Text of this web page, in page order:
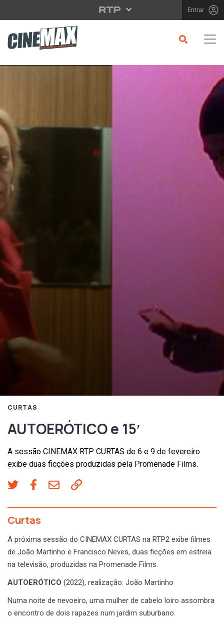
Saltar para o conteúdo principal Entrar
CURTAS
AUTOERÓTICO e 15′
A sessão CINEMAX RTP CURTAS de 6 e 9 de fevereiro
exibe duas ficções produzidas pela Promenade Films.
Curtas
A próxima sessão do CINEMAX CURTAS na RTP2 exibe filmes
de João Martinho e Francisco Neves, duas ficções em estreia
na televisão, produzidas na Promenade Films.
AUTOERÓTICO (2022), realização: João Martinho
Numa noite de nevoeiro, uma mulher de cabelo loiro assombra
o encontro de dois rapazes num jardim suburbano.